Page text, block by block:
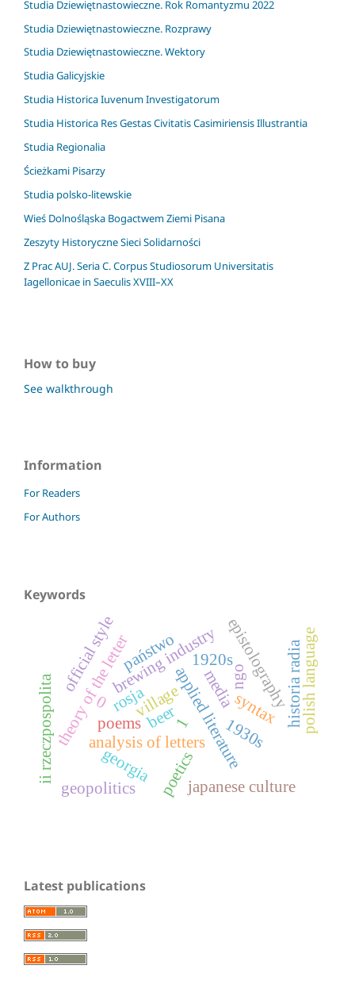
Studia Dziewiętnastowieczne. Rok Romantyzmu 2022
Studia Dziewiętnastowieczne. Rozprawy
Studia Dziewiętnastowieczne. Wektory
Studia Galicyjskie
Studia Historica Iuvenum Investigatorum
Studia Historica Res Gestas Civitatis Casimiriensis Illustrantia
Studia Regionalia
Ścieżkami Pisarzy
Studia polsko-litewskie
Wieś Dolnośląska Bogactwem Ziemi Pisana
Zeszyty Historyczne Sieci Solidarności
Z Prac AUJ. Seria C. Corpus Studiosorum Universitatis
Iagellonicae in Saeculis XVIII–XX
How to buy
See walkthrough
Information
For Readers
For Authors
Keywords
brewing industry
beer
theory of the letter epistolography
applied literature
analysis of letters
historia radia
ii rzeczpospolita media
państwo
0 syntax polish language
rosja
official style
village
poetics
poems
georgia
1
geopolitics japanese culture
1920s
1930s
ngo
Latest publications